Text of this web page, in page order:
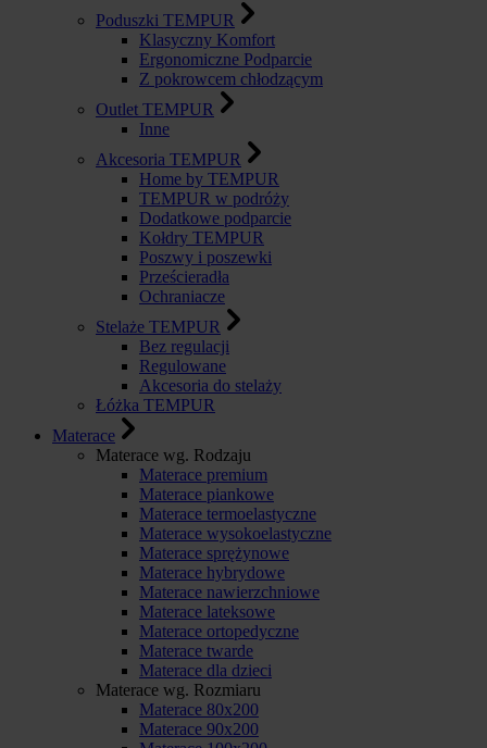
Poduszki TEMPUR
Klasyczny Komfort
Ergonomiczne Podparcie
Z pokrowcem chłodzącym
Outlet TEMPUR
Inne
Akcesoria TEMPUR
Home by TEMPUR
TEMPUR w podróży
Dodatkowe podparcie
Kołdry TEMPUR
Poszwy i poszewki
Prześcieradła
Ochraniacze
Stelaże TEMPUR
Bez regulacji
Regulowane
Akcesoria do stelaży
Łóżka TEMPUR
Materace
Materace wg. Rodzaju
Materace premium
Materace piankowe
Materace termoelastyczne
Materace wysokoelastyczne
Materace sprężynowe
Materace hybrydowe
Materace nawierzchniowe
Materace lateksowe
Materace ortopedyczne
Materace twarde
Materace dla dzieci
Materace wg. Rozmiaru
Materace 80x200
Materace 90x200